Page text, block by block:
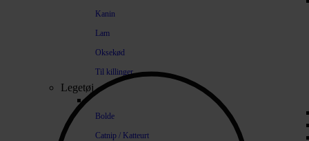
Kanin
Lam
Oksekød
Til killinger
Legetøj
Bolde
Catnip / Katteurt